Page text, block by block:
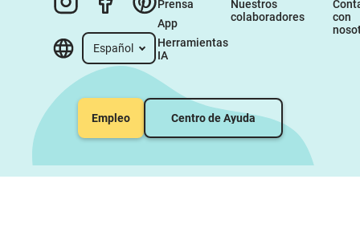
Español
Prensa
App
Herramientas
IA
Nuestros
colaboradores
con
Empleo Centro de Ayuda